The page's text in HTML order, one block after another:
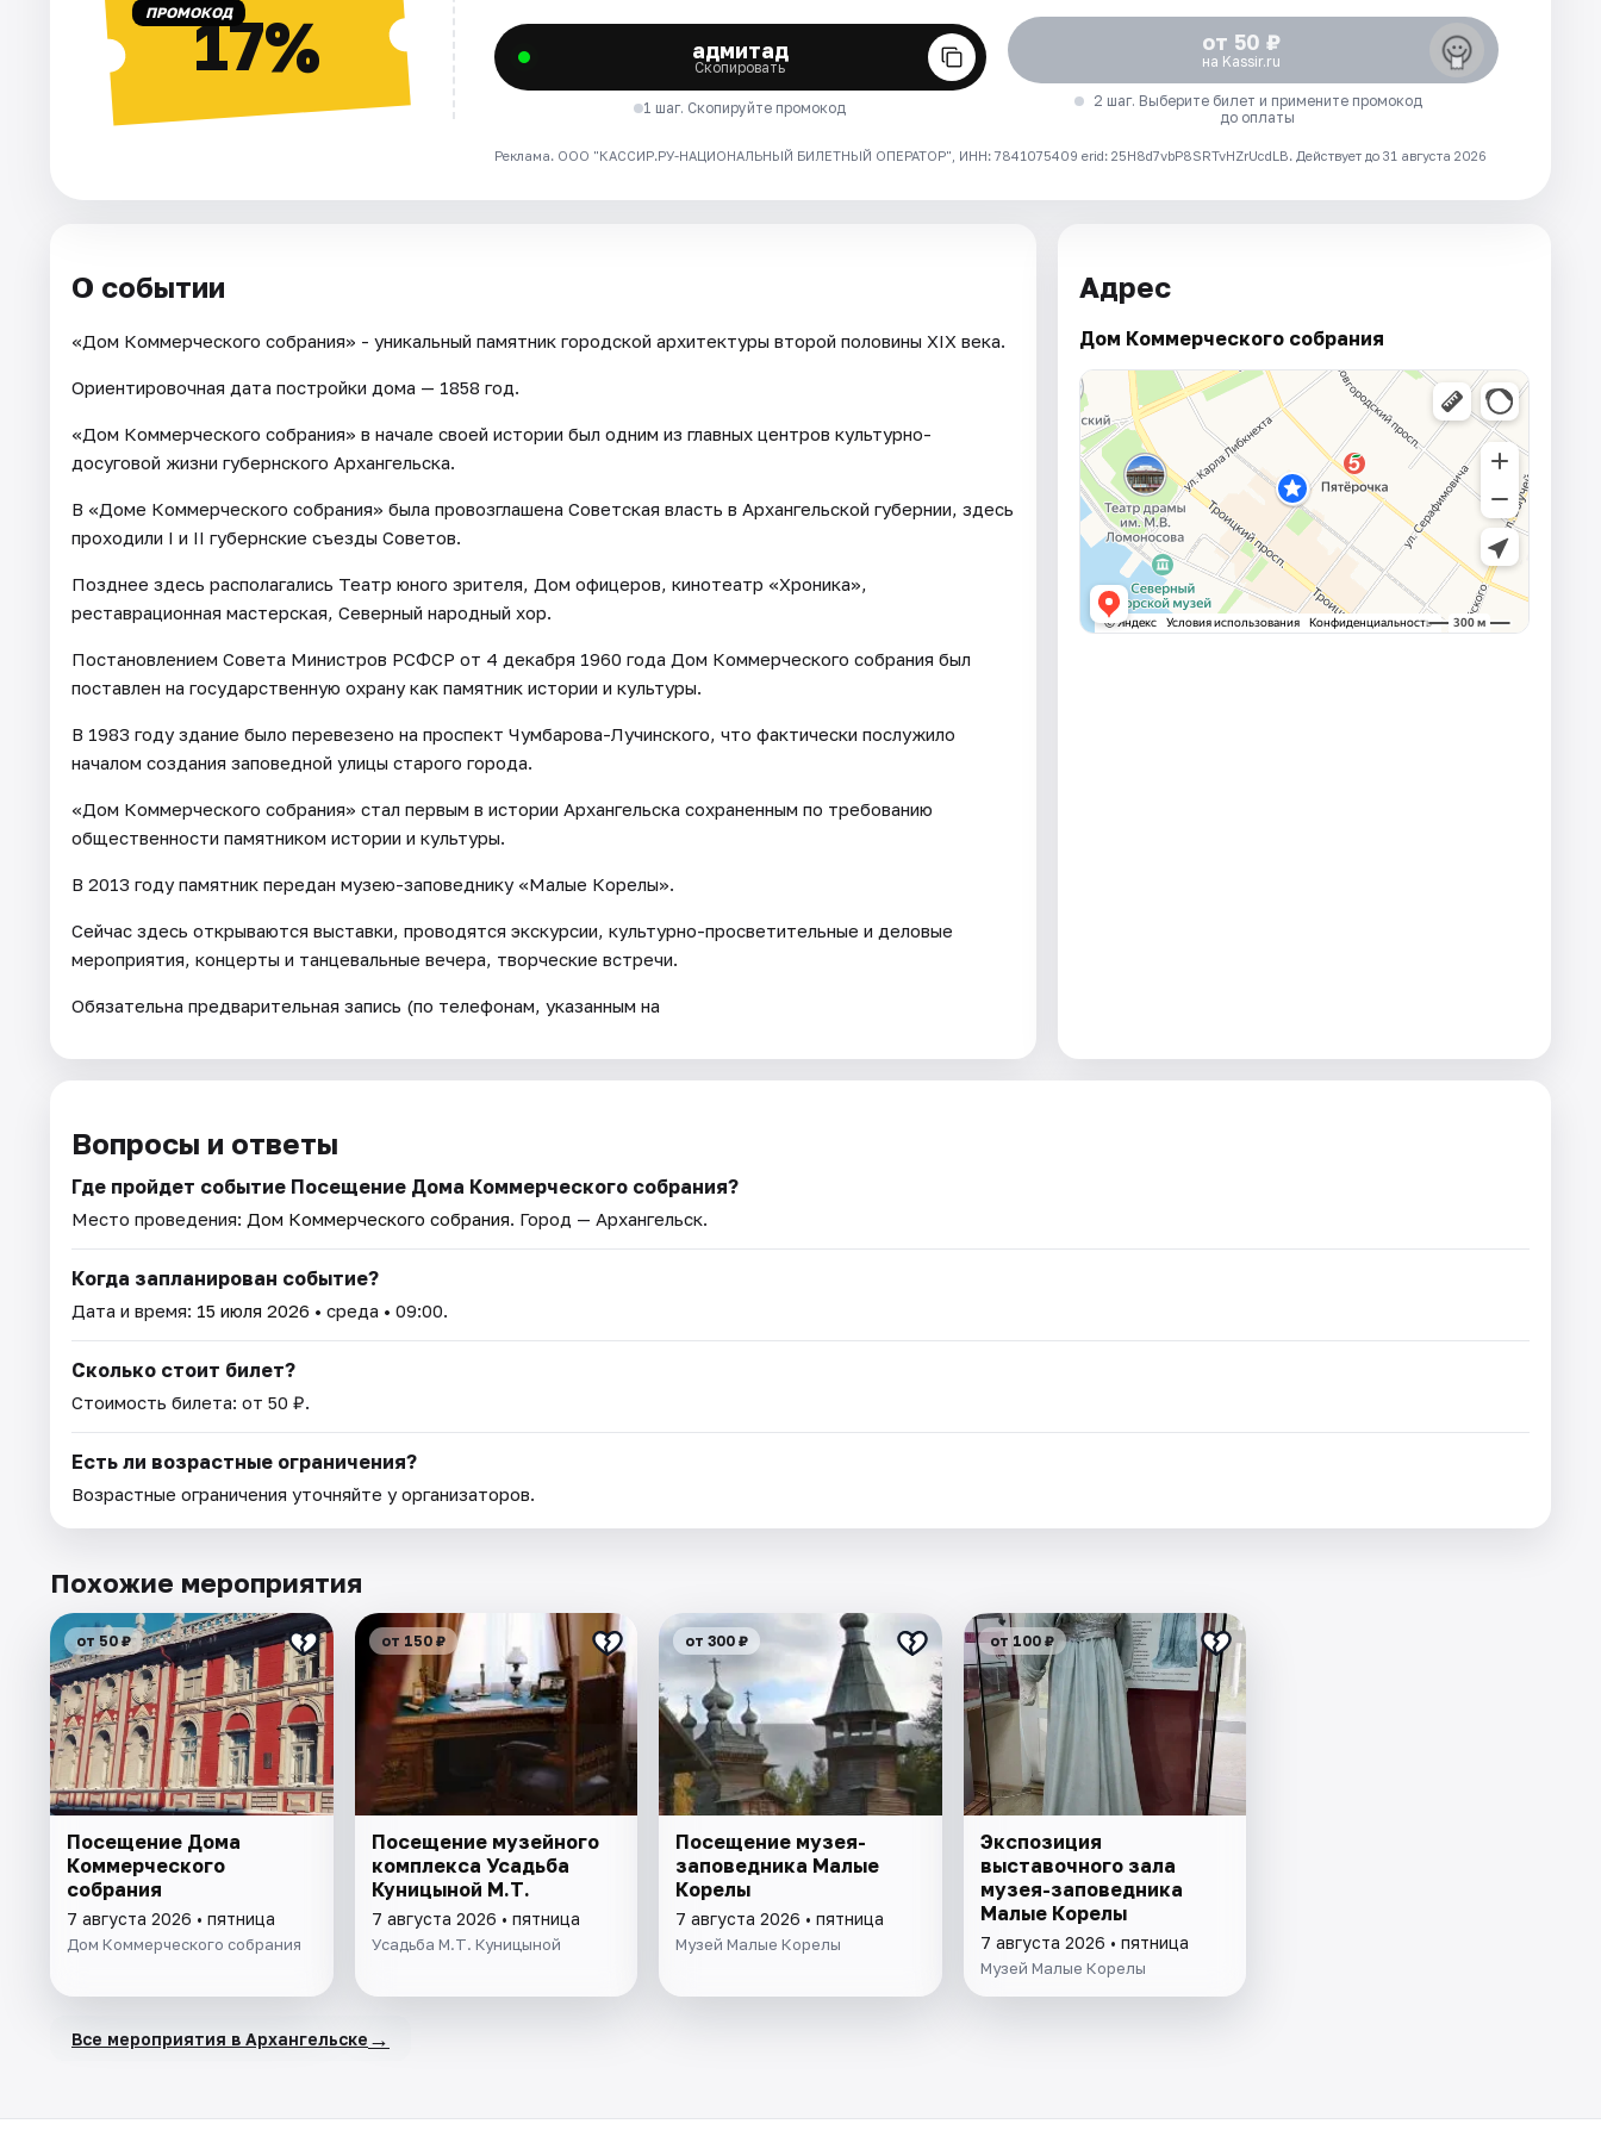
ПРОМОКОД17% адмитад
Скопировать
1 шаг. Скопируйте промокод
от 50 ₽
на Kassir.ru
2 шаг. Выберите билет и примените промокод
до оплаты
Реклама. ООО "КАССИР.РУ-НАЦИОНАЛЬНЫЙ БИЛЕТНЫЙ ОПЕРАТОР", ИНН: 7841075409 erid: 25H8d7vbP8SRTvHZrUcdLB. Действует до 31 августа 2026
О событии
«Дом Коммерческого собрания» - уникальный памятник городской архитектуры второй половины XIX века.
Ориентировочная дата постройки дома — 1858 год.
«Дом Коммерческого собрания» в начале своей истории был одним из главных центров культурно-
досуговой жизни губернского Архангельска.
В «Доме Коммерческого собрания» была провозглашена Советская власть в Архангельской губернии, здесь
проходили I и II губернские съезды Советов.
Позднее здесь располагались Театр юного зрителя, Дом офицеров, кинотеатр «Хроника»,
реставрационная мастерская, Северный народный хор.
Постановлением Совета Министров РСФСР от 4 декабря 1960 года Дом Коммерческого собрания был
поставлен на государственную охрану как памятник истории и культуры.
В 1983 году здание было перевезено на проспект Чумбарова-Лучинского, что фактически послужило
началом создания заповедной улицы старого города.
«Дом Коммерческого собрания» стал первым в истории Архангельска сохраненным по требованию
общественности памятником истории и культуры.
В 2013 году памятник передан музею-заповеднику «Малые Корелы».
Сейчас здесь открываются выставки, проводятся экскурсии, культурно-просветительные и деловые
мероприятия, концерты и танцевальные вечера, творческие встречи.
Обязательна предварительная запись (по телефонам, указанным на
Адрес
Дом Коммерческого собрания
Вопросы и ответы
Где пройдет событие Посещение Дома Коммерческого собрания?
Место проведения: Дом Коммерческого собрания. Город — Архангельск.
Когда запланирован событие?
Дата и время: 15 июля 2026 • среда • 09:00.
Сколько стоит билет?
Стоимость билета: от 50 ₽.
Есть ли возрастные ограничения?
Возрастные ограничения уточняйте у организаторов.
Похожие мероприятия
от 50 ₽
Посещение Дома
Коммерческого
собрания
7 августа 2026 • пятница
Дом Коммерческого собрания
от 150 ₽
Посещение музейного
комплекса Усадьба
Куницыной М.Т.
7 августа 2026 • пятница
Усадьба М.Т. Куницыной
от 300 ₽
Посещение музея-
заповедника Малые
Корелы
7 августа 2026 • пятница
Музей Малые Корелы
от 100 ₽
Экспозиция
выставочного зала
музея-заповедника
Малые Корелы
7 августа 2026 • пятница
Музей Малые Корелы
Все мероприятия в Архангельске →